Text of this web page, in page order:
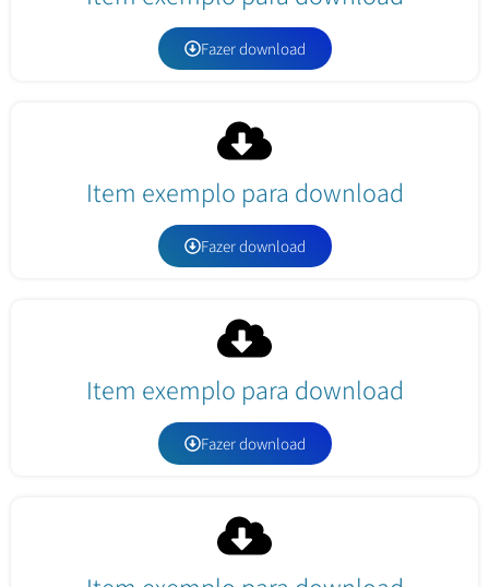
Fazer download
Item exemplo para download
Fazer download
Item exemplo para download
Fazer download